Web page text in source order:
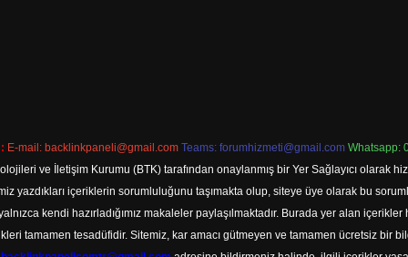
E-mail: backlinkpaneli@gmail.com Teams: forumhizmeti@gmail.com Whatsapp:
ve İletişim Kurumu (BTK) tarafından onaylanmış bir Yer Sağlayıcı
yazdıkları içeriklerin sorumluluğunu taşımakta olup, siteye üye olarak bu
kendi hazırladığımız makaleler paylaşılmaktadır. Burada yer alan
tamamen tesadüfidir. Sitemiz, kar amacı gütmeyen ve tamamen ücretsiz bir